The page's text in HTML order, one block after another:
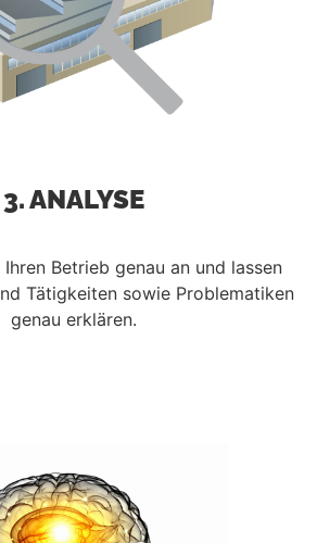
3. ANALYSE
Betrieb genau an und lassen
Tätigkeiten sowie Problematiken
genau erklären.